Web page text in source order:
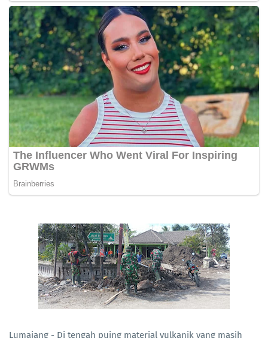
Lumajang - Di tengah puing material vulkanik yang masih